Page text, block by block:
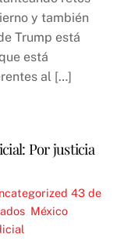
y también
Trump está
está
al […]
Por justicia
43 de
México